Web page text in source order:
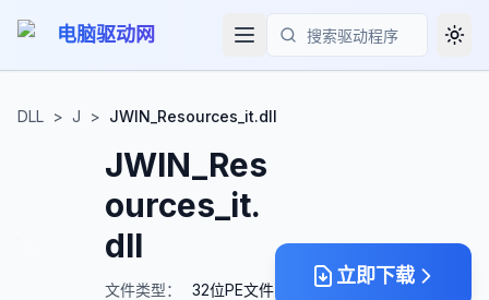
电脑驱动网
搜索
DLL > J > JWIN_Resources_it.dll
JWIN_Res
ources_it.
dll
文件类型：
32位PE文件
立即下载